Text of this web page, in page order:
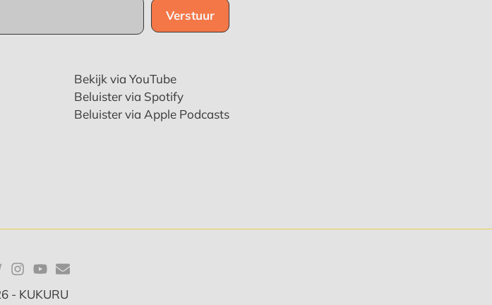
Bekijk via YouTube
Beluister via Spotify
Beluister via Apple Podcasts
- KUKURU